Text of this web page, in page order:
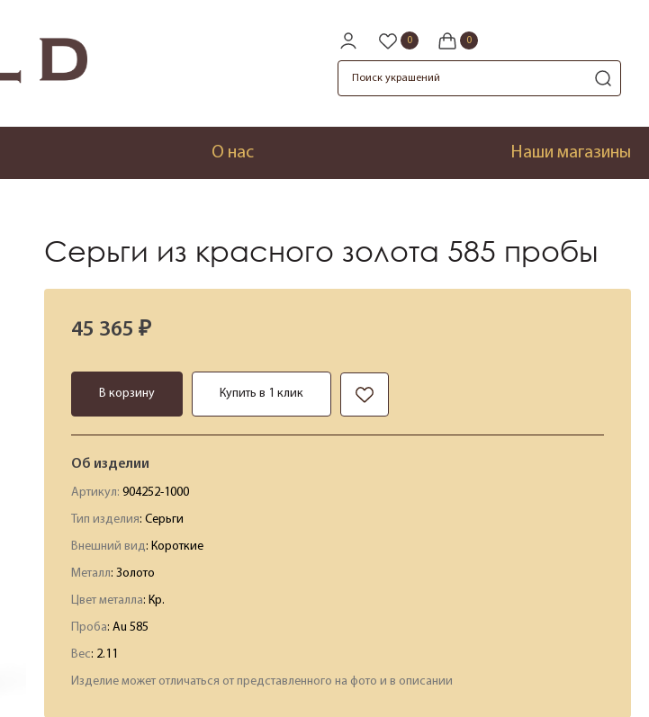
О нас Наши магазины
Серьги из красного золота 585 пробы
45 365 ₽
В корзину Купить в 1 клик
Об изделии
Артикул: 904252-1000
Тип изделия: Серьги
Внешний вид: Короткие
Металл: Золото
Цвет металла: Кр.
Проба: Au 585
Вес: 2.11
Изделие может отличаться от представленного на фото и в описании